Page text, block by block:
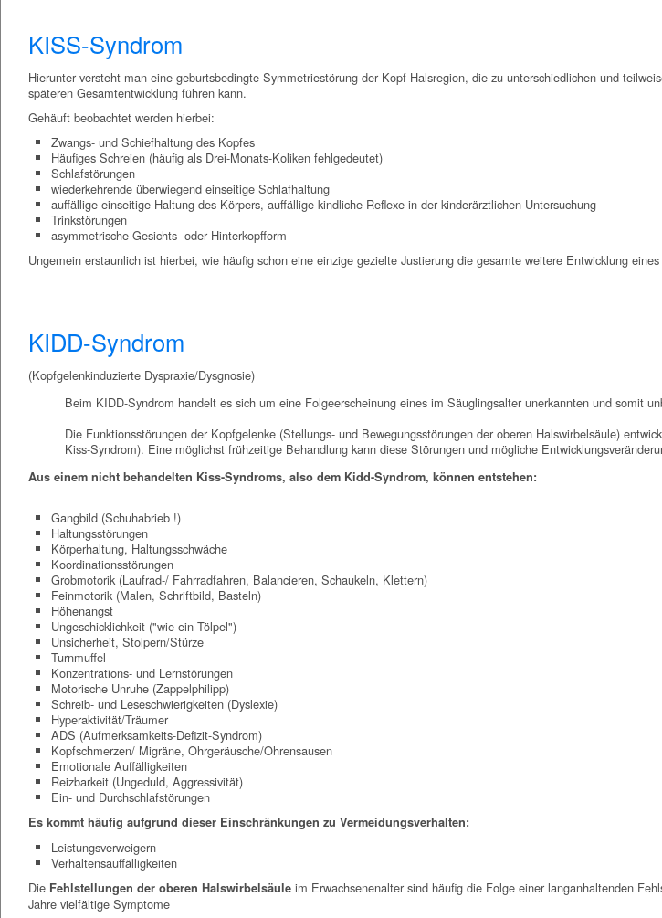
KISS-Syndrom
Hierunter versteht man eine geburtsbedingte Symmetriestörung der Kopf-Halsregion, die zu unterschiedlichen und
späteren Gesamtentwicklung führen kann.
Gehäuft beobachtet werden hierbei:
Zwangs- und Schiefhaltung des Kopfes
Häufiges Schreien (häufig als Drei-Monats-Koliken fehlgedeutet)
Schlafstörungen
wiederkehrende überwiegend einseitige Schlafhaltung
auffällige einseitige Haltung des Körpers, auffällige kindliche Reflexe in der kinderärztlichen Untersuchung
Trinkstörungen
asymmetrische Gesichts- oder Hinterkopfform
Ungemein erstaunlich ist hierbei, wie häufig schon eine einzige gezielte Justierung die gesamte weitere Entwicklung
KIDD-Syndrom
(Kopfgelenkinduzierte Dyspraxie/Dysgnosie)
Beim KIDD-Syndrom handelt es sich um eine Folgeerscheinung eines im Säuglingsalter unerkannten und somit
Die Funktionsstörungen der Kopfgelenke (Stellungs- und Bewegungsstörungen der oberen Halswirbelsäule)
Kiss-Syndrom). Eine möglichst frühzeitige Behandlung kann diese Störungen und mögliche
Aus einem nicht behandelten Kiss-Syndroms, also dem Kidd-Syndrom, können entstehen:
Gangbild (Schuhabrieb !)
Haltungsstörungen
Körperhaltung, Haltungsschwäche
Koordinationsstörungen
Grobmotorik (Laufrad-/ Fahrradfahren, Balancieren, Schaukeln, Klettern)
Feinmotorik (Malen, Schriftbild, Basteln)
Höhenangst
Ungeschicklichkeit ("wie ein Tölpel")
Unsicherheit, Stolpern/Stürze
Turnmuffel
Konzentrations- und Lernstörungen
Motorische Unruhe (Zappelphilipp)
Schreib- und Leseschwierigkeiten (Dyslexie)
Hyperaktivität/Träumer
ADS (Aufmerksamkeits-Defizit-Syndrom)
Kopfschmerzen/ Migräne, Ohrgeräusche/Ohrensausen
Emotionale Auffälligkeiten
Reizbarkeit (Ungeduld, Aggressivität)
Ein- und Durchschlafstörungen
Es kommt häufig aufgrund dieser Einschränkungen zu Vermeidungsverhalten:
Leistungsverweigern
Verhaltensauffälligkeiten
Die Fehlstellungen der oberen Halswirbelsäule im Erwachsenenalter sind häufig die Folge einer langanhaltenden
Jahre vielfältige Symptome